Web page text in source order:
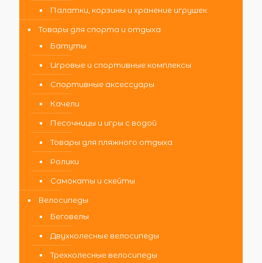
Палатки, корзины и хранение игрушек
Товары для спорта и отдыха
Батуты
Игровые и спортивные комплексы
Спортивные аксессуары
Качели
Песочницы и игры с водой
Товары для пляжного отдыха
Ролики
Самокаты и скейты
Велосипеды
Беговелы
Двухколесные велосипеды
Трехколесные велосипеды